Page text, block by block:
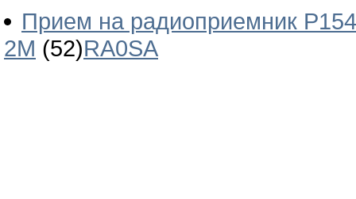
Прием на радиоприемник
2М (52)RA0SA